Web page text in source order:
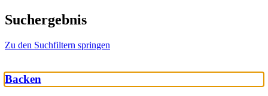
Suchergebnis
Zu den Suchfiltern springen
Backen